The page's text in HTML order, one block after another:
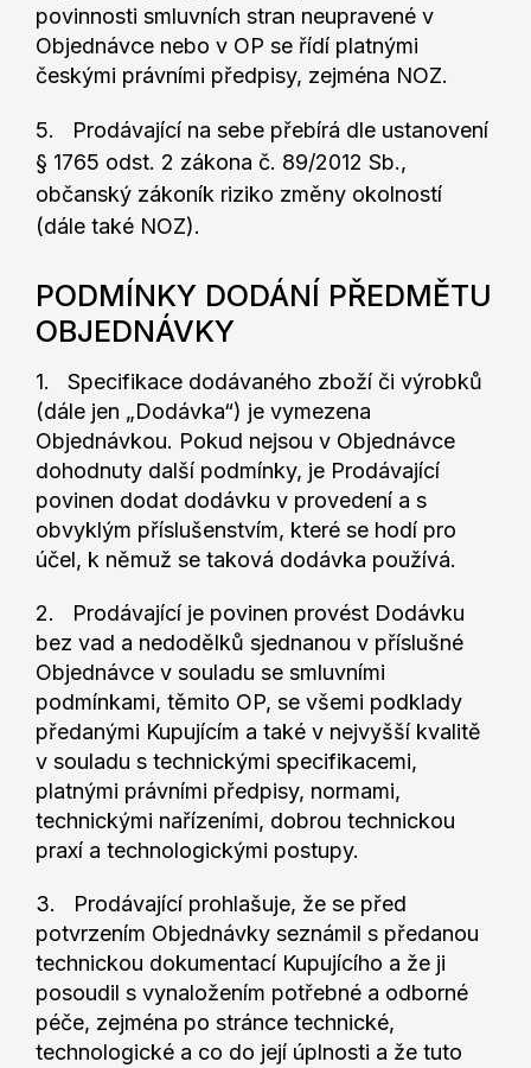
povinnosti smluvních stran neupravené v
Objednávce nebo v OP se řídí platnými
českými právními předpisy, zejména NOZ.
5. Prodávající na sebe přebírá dle ustanovení
§ 1765 odst. 2 zákona č. 89/2012 Sb.,
občanský zákoník riziko změny okolností
(dále také NOZ).
PODMÍNKY DODÁNÍ PŘEDMĚTU
OBJEDNÁVKY
1. Specifikace dodávaného zboží či výrobků
(dále jen „Dodávka“) je vymezena
Objednávkou. Pokud nejsou v Objednávce
dohodnuty další podmínky, je Prodávající
povinen dodat dodávku v provedení a s
obvyklým příslušenstvím, které se hodí pro
účel, k němuž se taková dodávka používá.
2. Prodávající je povinen provést Dodávku
bez vad a nedodělků sjednanou v příslušné
Objednávce v souladu se smluvními
podmínkami, těmito OP, se všemi podklady
předanými Kupujícím a také v nejvyšší kvalitě
v souladu s technickými specifikacemi,
platnými právními předpisy, normami,
technickými nařízeními, dobrou technickou
praxí a technologickými postupy.
3. Prodávající prohlašuje, že se před
potvrzením Objednávky seznámil s předanou
technickou dokumentací Kupujícího a že ji
posoudil s vynaložením potřebné a odborné
péče, zejména po stránce technické,
technologické a co do její úplnosti a že tuto